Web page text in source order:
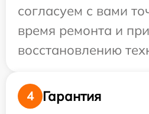
согласуем с вами
время ремонта и
восстановлению
4
Гарантия